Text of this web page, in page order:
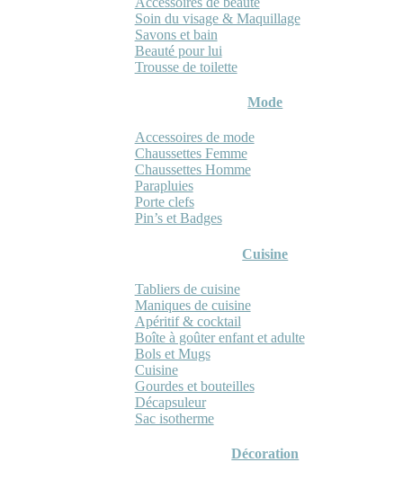
Soin du visage & Maquillage
Savons et bain
Beauté pour lui
Trousse de toilette
Mode
Accessoires de mode
Chaussettes Femme
Chaussettes Homme
Parapluies
Porte clefs
Pin’s et Badges
Cuisine
Tabliers de cuisine
Maniques de cuisine
Apéritif & cocktail
Boîte à goûter enfant et adulte
Bols et Mugs
Cuisine
Gourdes et bouteilles
Décapsuleur
Sac isotherme
Décoration